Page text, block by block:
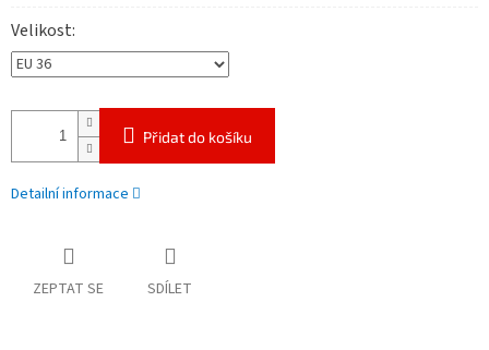
Velikost
Přidat do košíku
Detailní informace
ZEPTAT SE SDÍLET